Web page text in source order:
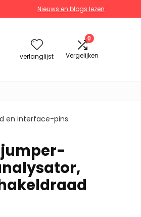
Nieuws en blogs lezen
verlanglijst
0
Vergelijken
en interface-pins
jumper-